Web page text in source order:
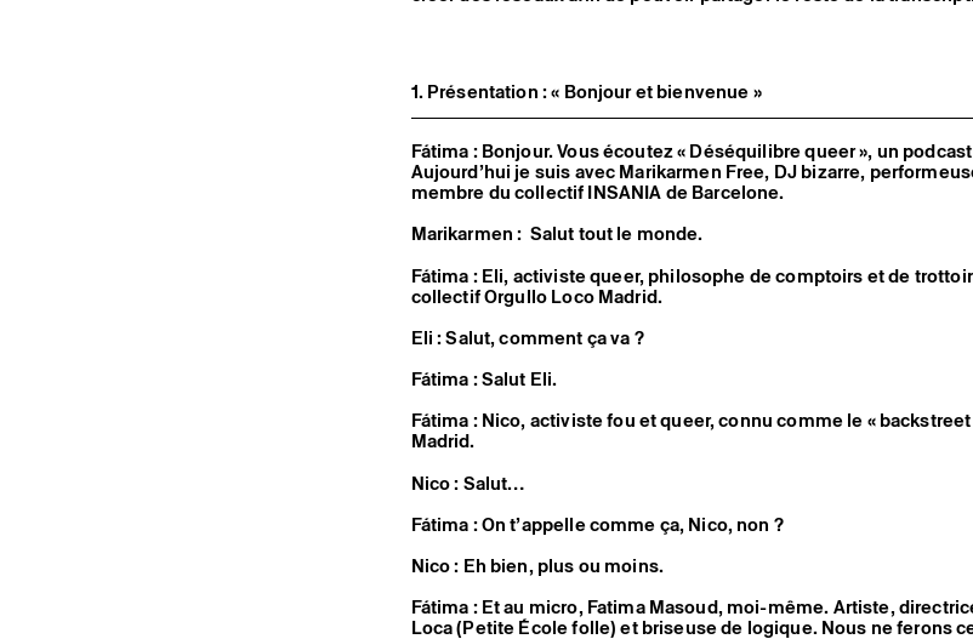
1. Présentation : « Bonjour et bienvenue »
Fátima : Bonjour. Vous écoutez « Déséquilibre queer », un
Aujourd’hui je suis avec Marikarmen Free, DJ bizarre,
membre du collectif INSANIA de Barcelone.
Marikarmen : Salut tout le monde.
Fátima : Eli, activiste queer, philosophe de comptoirs et de
collectif Orgullo Loco Madrid.
Eli : Salut, comment ça va ?
Fátima : Salut Eli.
Fátima : Nico, activiste fou et queer, connu comme le «
Madrid.
Nico : Salut…
Fátima : On t’appelle comme ça, Nico, non ?
Nico : Eh bien, plus ou moins.
Fátima : Et au micro, Fatima Masoud, moi-même. Artiste,
Loca (Petite École folle) et briseuse de logique. Nous ne ferons